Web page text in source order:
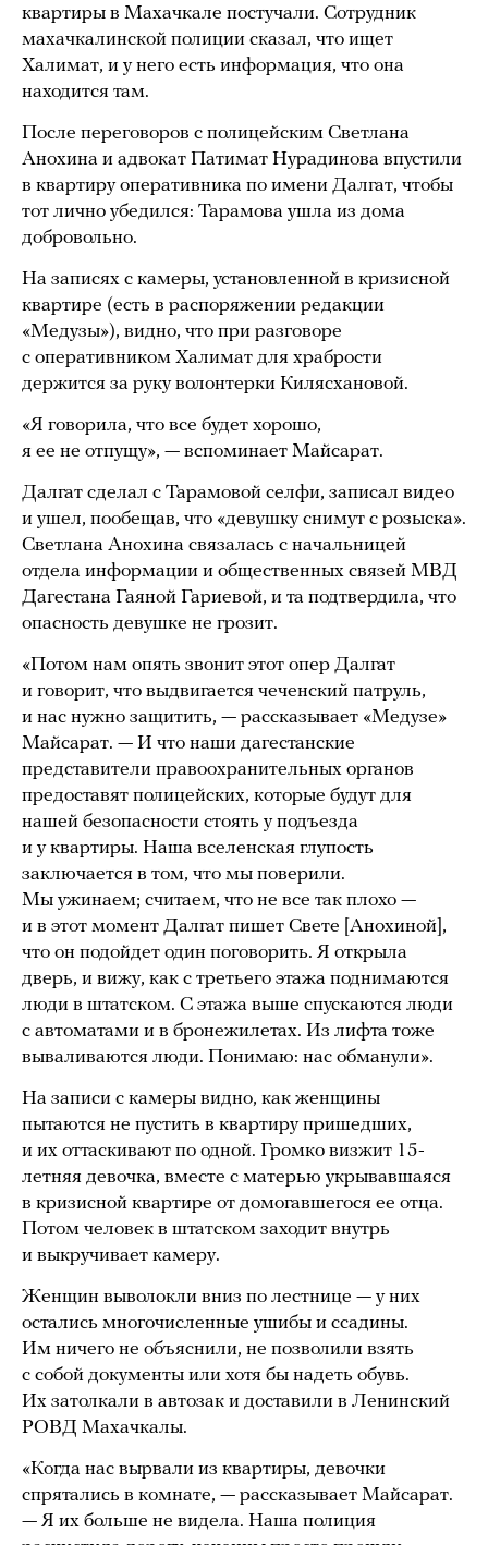
квартиры в Махачкале постучали. Сотрудник
махачкалинской полиции сказал, что ищет
Халимат, и у него есть информация, что она
находится там.
После переговоров с полицейским Светлана
Анохина и адвокат Патимат Нурадинова впустили
в квартиру оперативника по имени Далгат, чтобы
тот лично убедился: Тарамова ушла из дома
добровольно.
На записях с камеры, установленной в кризисной
квартире (есть в распоряжении редакции
«Медузы»), видно, что при разговоре
с оперативником Халимат для храбрости
держится за руку волонтерки Килясхановой.
«Я говорила, что все будет хорошо,
я ее не отпущу», — вспоминает Майсарат.
Далгат сделал с Тарамовой селфи, записал видео
и ушел, пообещав, что «девушку снимут с розыска».
Светлана Анохина связалась с начальницей
отдела информации и общественных связей МВД
Дагестана Гаяной Гариевой, и та подтвердила, что
опасность девушке не грозит.
«Потом нам опять звонит этот опер Далгат
и говорит, что выдвигается чеченский патруль,
и нас нужно защитить, — рассказывает «Медузе»
Майсарат. — И что наши дагестанские
представители правоохранительных органов
предоставят полицейских, которые будут для
нашей безопасности стоять у подъезда
и у квартиры. Наша вселенская глупость
заключается в том, что мы поверили.
Мы ужинаем; считаем, что не все так плохо —
и в этот момент Далгат пишет Свете [Анохиной],
что он подойдет один поговорить. Я открыла
дверь, и вижу, как с третьего этажа поднимаются
люди в штатском. С этажа выше спускаются люди
с автоматами и в бронежилетах. Из лифта тоже
вываливаются люди. Понимаю: нас обманули».
На записи с камеры видно, как женщины
пытаются не пустить в квартиру пришедших,
и их оттаскивают по одной. Громко визжит 15-
летняя девочка, вместе с матерью укрывавшаяся
в кризисной квартире от домогавшегося ее отца.
Потом человек в штатском заходит внутрь
и выкручивает камеру.
Женщин выволокли вниз по лестнице — у них
остались многочисленные ушибы и ссадины.
Им ничего не объяснили, не позволили взять
с собой документы или хотя бы надеть обувь.
Их затолкали в автозак и доставили в Ленинский
РОВД Махачкалы.
«Когда нас вырвали из квартиры, девочки
спрятались в комнате, — рассказывает Майсарат.
— Я их больше не видела. Наша полиция